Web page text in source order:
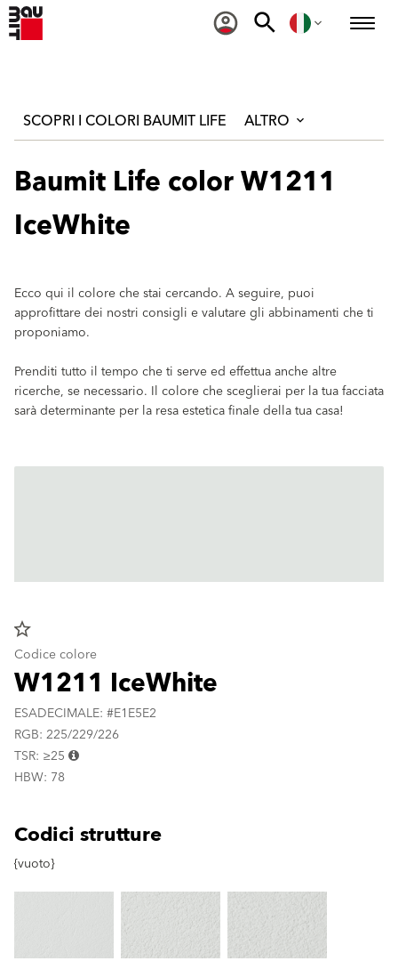
SCOPRI I COLORI BAUMIT LIFE ALTRO
Baumit Life color W1211
IceWhite
Ecco qui il colore che stai cercando. A seguire, puoi
approfittare dei nostri consigli e valutare gli abbinamenti che ti
proponiamo.
Prenditi tutto il tempo che ti serve ed effettua anche altre
ricerche, se necessario. Il colore che sceglierai per la tua facciata
sarà determinante per la resa estetica finale della tua casa!
star_border
Codice colore
W1211 IceWhite
ESADECIMALE: #E1E5E2
RGB: 225/229/226
TSR: ≥25
HBW: 78
Codici strutture
{vuoto}